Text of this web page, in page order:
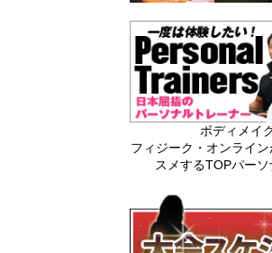
ボディメイ
フィジーク・オンライ
スメするTOPパー